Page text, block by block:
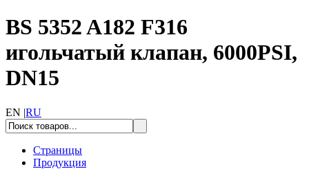
BS 5352 A182 F316
игольчатый клапан, 6000PSI,
DN15
EN |RU
Страницы
Продукция